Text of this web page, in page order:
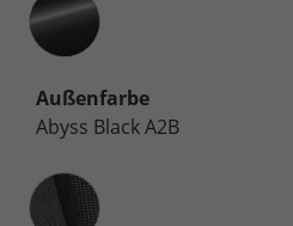
Außenfarbe
Abyss Black A2B
Innenausstattung